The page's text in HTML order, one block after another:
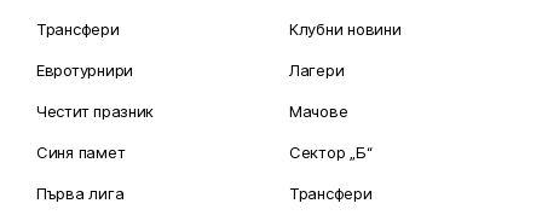
Трансфери
Евротурнири
Честит празник
Синя памет
Първа лига
Клубни новини
Лагери
Мачове
Сектор „Б“
Трансфери